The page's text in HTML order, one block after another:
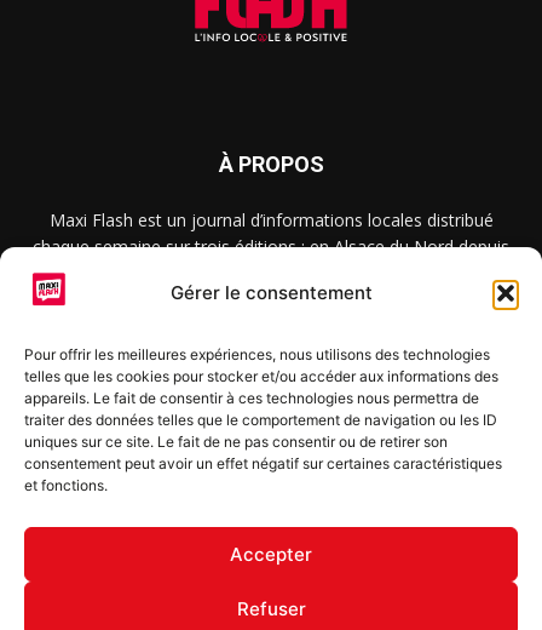
Gérer le consentement
Pour offrir les meilleures expériences, nous utilisons des technologies
telles que les cookies pour stocker et/ou accéder aux informations des
appareils. Le fait de consentir à ces technologies nous permettra de
traiter des données telles que le comportement de navigation ou les ID
uniques sur ce site. Le fait de ne pas consentir ou de retirer son
consentement peut avoir un effet négatif sur certaines caractéristiques
et fonctions.
Accepter
Refuser
À PROPOS
Maxi Flash est un journal d’informations locales distribué
chaque semaine sur trois éditions : en Alsace du Nord depuis
2015, dans les secteurs d’Obernai-Molsheim-Erstein depuis
2022, et à Colmar, Vignoble et Plaine depuis 2023.
SUIVEZ-NOUS
S'inscrire à la newsletter